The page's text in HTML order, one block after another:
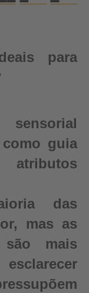
para
guia
das
mas as
são mais